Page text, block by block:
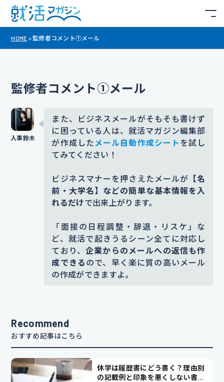
HOME >監修者コメント①メール
監修者コメント①メール
また、ビジネスメールがそもそも書けず
に困っている人は、就活マガジン編集部
が作成した メール自動作成シート を試し
てみてください！
ビジネスマナーを押さえたメールが 【名
前・大学名】などの簡単な基本情報を入
れるだけで出来上がります。
「面接の日程調整・辞退・リスケ」な
ど、就活で起きうるシーン全てに対応し
ており、企業からのメールへの返信も作
成できる ので、早く楽に質の高いメール
の作成ができますよ。
Recommend
おすすめ記事はこちら
休学は履歴書にどう書く？理由別
の記載例と印象を悪くしない書き